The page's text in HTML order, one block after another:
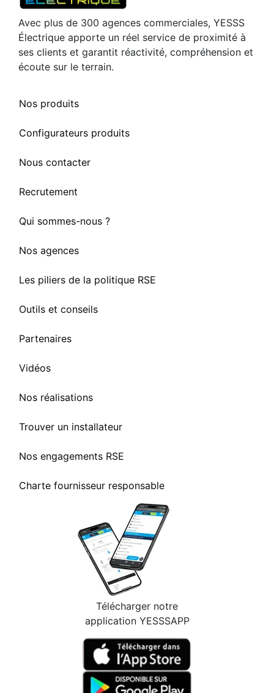
Avec plus de 300 agences commerciales, YESSS
Électrique apporte un réel service de proximité à
ses clients et garantit réactivité, compréhension et
écoute sur le terrain.
Nos produits
Configurateurs produits
Nous contacter
Recrutement
Qui sommes-nous ?
Nos agences
Les piliers de la politique RSE
Outils et conseils
Partenaires
Vidéos
Nos réalisations
Trouver un installateur
Nos engagements RSE
Charte fournisseur responsable
Télécharger notre
application YESSSAPP